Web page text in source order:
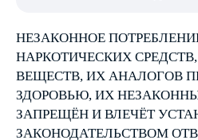
НЕЗАКОННОЕ
НАРКОТИЧЕСКИХ
ВЕЩЕСТВ, ИХ АНАЛОГОВ
ЗДОРОВЬЮ, ИХ
ЗАПРЕЩЁН И ВЛЕЧЁТ
ЗАКОНОДАТЕЛЬСТВОМ